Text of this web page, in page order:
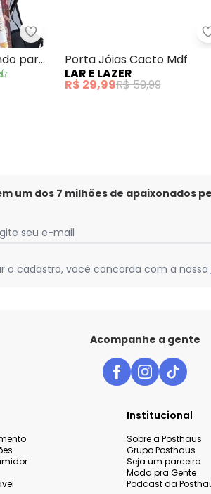
CactoMundo Lar - Varal Multiuso
para
Porta Jóias Cacto Mdf
LAR E LAZER
R$ 29,99R$ 59,99
um dos 7 milhões de apaixonados
seu e-mail
o cadastro, você concorda com a nossa
Acompanhe a gente
Institucional
Sobre a Posthaus
Grupo Posthaus
Seja um parceiro
Moda pra Gente
Podcast da